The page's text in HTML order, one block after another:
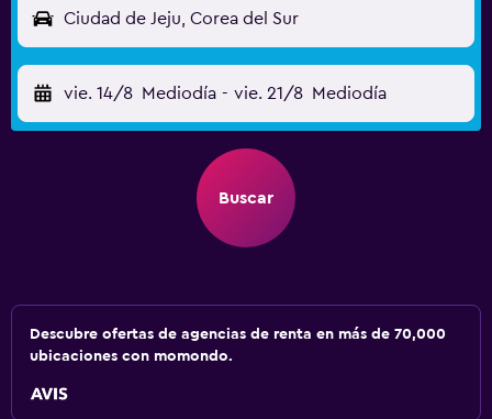
Ciudad de Jeju, Corea del Sur
vie. 14/8 Mediodía - vie. 21/8 Mediodía
Buscar
Descubre ofertas de agencias de renta en más de 70,000
ubicaciones con momondo.